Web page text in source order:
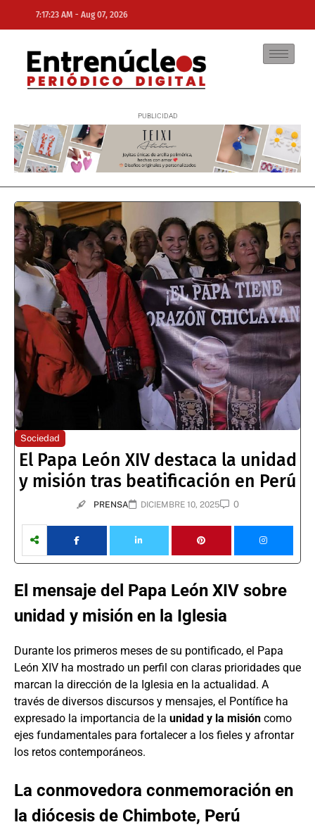
7:17:23 AM - Aug 07, 2026
NE
Sociedad
El Papa León XIV destaca la unidad
y misión tras beatificación en Perú
PRENSA DICIEMBRE 10, 2025 0
El mensaje del Papa León XIV sobre
unidad y misión en la Iglesia
Durante los primeros meses de su pontificado, el Papa
León XIV ha mostrado un perfil con claras prioridades que
marcan la dirección de la Iglesia en la actualidad. A
través de diversos discursos y mensajes, el Pontífice ha
expresado la importancia de la unidad y la misión como
ejes fundamentales para fortalecer a los fieles y afrontar
los retos contemporáneos.
La conmovedora conmemoración en
la diócesis de Chimbote, Perú